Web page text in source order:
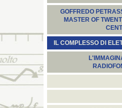
GOFFREDO
MASTER OF
IL COMPLESSO DI